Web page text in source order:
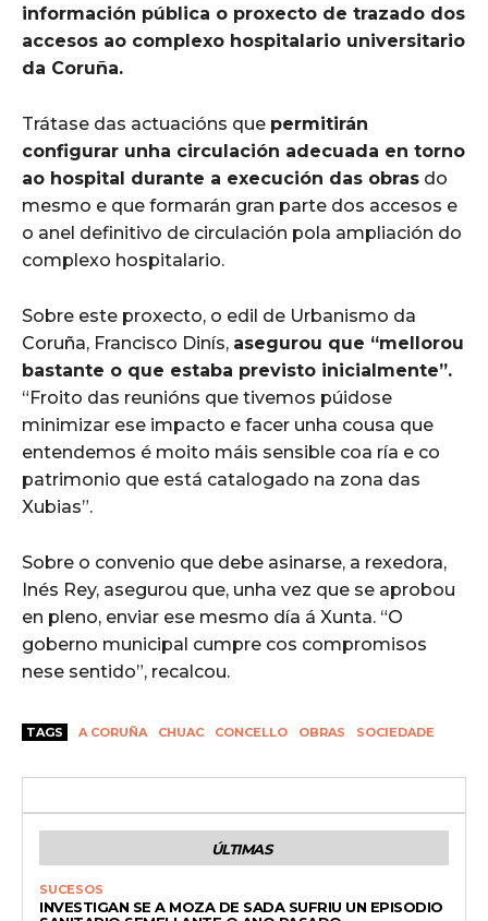
información pública o proxecto de trazado dos
accesos ao complexo hospitalario universitario
da Coruña.
Trátase das actuacións que permitirán
configurar unha circulación adecuada en torno
ao hospital durante a execución das obras do
mesmo e que formarán gran parte dos accesos e
o anel definitivo de circulación pola ampliación do
complexo hospitalario.
Sobre este proxecto, o edil de Urbanismo da
Coruña, Francisco Dinís, asegurou que “mellorou
bastante o que estaba previsto inicialmente”.
“Froito das reunións que tivemos púidose
minimizar ese impacto e facer unha cousa que
entendemos é moito máis sensible coa ría e co
patrimonio que está catalogado na zona das
Xubias”.
Sobre o convenio que debe asinarse, a rexedora,
Inés Rey, asegurou que, unha vez que se aprobou
en pleno, enviar ese mesmo día á Xunta. “O
goberno municipal cumpre cos compromisos
nese sentido”, recalcou.
TAGS A CORUÑA CHUAC CONCELLO OBRAS SOCIEDADE
ÚLTIMAS
SUCESOS
INVESTIGAN SE A MOZA DE SADA SUFRIU UN EPISODIO